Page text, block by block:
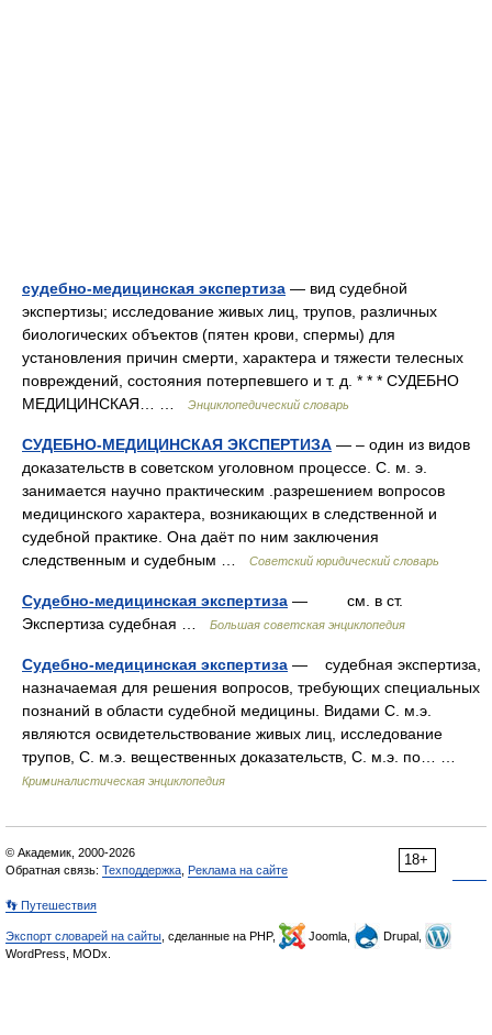
судебно-медицинская экспертиза — вид судебной
экспертизы; исследование живых лиц, трупов, различных
биологических объектов (пятен крови, спермы) для
установления причин смерти, характера и тяжести телесных
повреждений, состояния потерпевшего и т. д. * * * СУДЕБНО
МЕДИЦИНСКАЯ… …
Энциклопедический словарь
СУДЕБНО-МЕДИЦИНСКАЯ ЭКСПЕРТИЗА — – один из видов
доказательств в советском уголовном процессе. С. м. э.
занимается научно практическим .разрешением вопросов
медицинского характера, возникающих в следственной и
судебной практике. Она даёт по ним заключения
следственным и судебным …
Советский юридический словарь
Судебно-медицинская экспертиза — см. в ст.
Экспертиза судебная …
Большая советская энциклопедия
Судебно-медицинская экспертиза — судебная экспертиза,
назначаемая для решения вопросов, требующих специальных
познаний в области судебной медицины. Видами С. м.э.
являются освидетельствование живых лиц, исследование
трупов, С. м.э. вещественных доказательств, С. м.э. по… …
Криминалистическая энциклопедия
18+
© Академик, 2000-2026
Обратная связь: Техподдержка Реклама на сайте
👣 Путешествия
Экспорт словарей на сайты , сделанные на PHP, Joomla,
Drupal,
WordPress, MODx.